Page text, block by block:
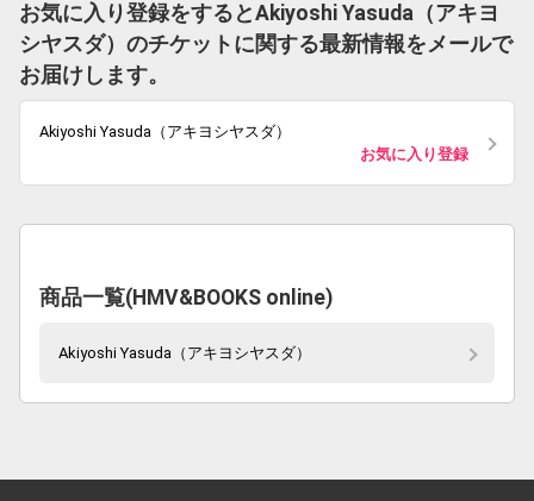
お気に入り登録をするとAkiyoshi Yasuda（アキヨ
シヤスダ）のチケットに関する最新情報をメールで
お届けします。
Akiyoshi Yasuda（アキヨシヤスダ）
お気に入り登録
商品一覧(HMV&BOOKS online)
Akiyoshi Yasuda（アキヨシヤスダ）